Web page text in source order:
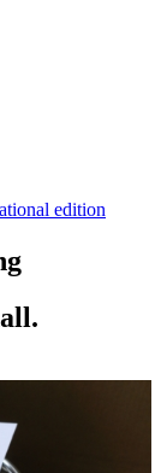
edition